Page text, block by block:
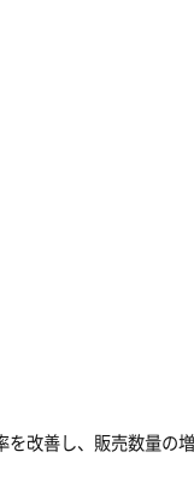
改善し、販売数量の増